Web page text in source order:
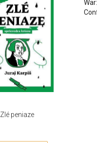
Zlé peniaze